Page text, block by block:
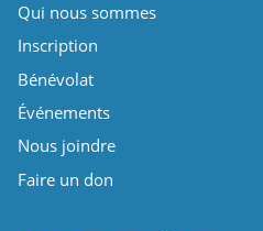
Qui nous sommes
Inscription
Bénévolat
Événements
Nous joindre
Faire un don